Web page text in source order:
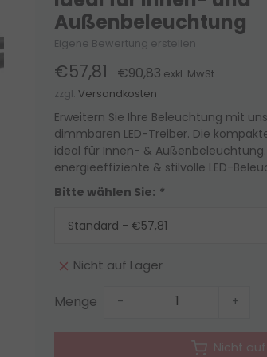
Außenbeleuchtung
Eigene Bewertung erstellen
€57,81 €90,83 exkl. MwSt.
zzgl. Versandkosten
Erweitern Sie Ihre Beleuchtung mit
dimmbaren LED-Treiber. Die
ideal für Innen- &
energieeffiziente & stilvolle LED-
Bitte wählen Sie: *
Nicht auf Lager
Menge - +
Nicht auf